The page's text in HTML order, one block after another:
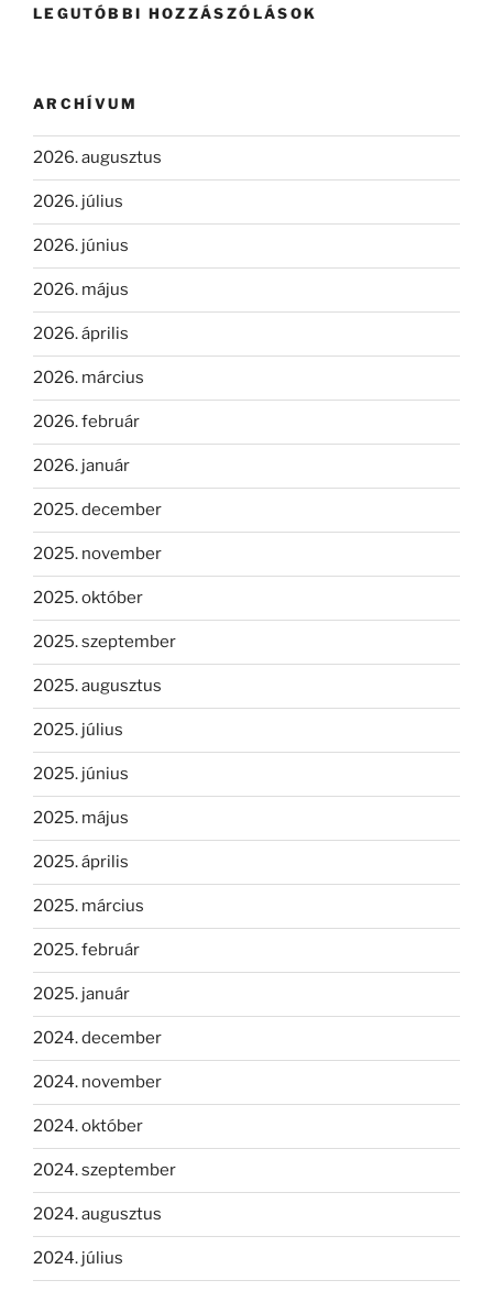
LEGUTÓBBI HOZZÁSZÓLÁSOK
ARCHÍVUM
2026. augusztus
2026. július
2026. június
2026. május
2026. április
2026. március
2026. február
2026. január
2025. december
2025. november
2025. október
2025. szeptember
2025. augusztus
2025. július
2025. június
2025. május
2025. április
2025. március
2025. február
2025. január
2024. december
2024. november
2024. október
2024. szeptember
2024. augusztus
2024. július